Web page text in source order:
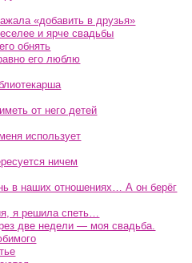
«добавить в друзья»
и ярче свадьбы
обнять
его люблю
от него детей
использует
ничем
в наших отношениях… А он берёг
я решила спеть…
две недели — моя свадьба.